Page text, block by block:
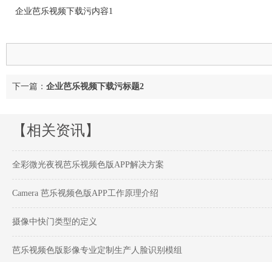
企业芭乐视频下载污内容1
下一篇： 企业芭乐视频下载污标题2
【相关资讯】
全彩微光夜视芭乐视频色版APP解决方案
Camera 芭乐视频色版APP工作原理介绍
摄像中快门类型的定义
芭乐视频色版影像专业定制生产人脸识别模组